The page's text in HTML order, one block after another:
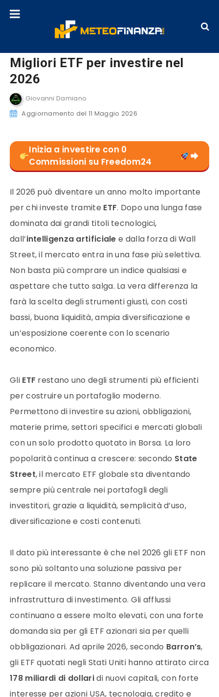
Migliori ETF per investire nel
2026
Giovanni Damiano
Aggiornamento del 11 Maggio 2026
Inizia a investire con 0
Commissioni su Freedom24
Il 2026 può diventare un anno molto importante
per chi investe tramite ETF. Dopo una lunga fase
dominata dai grandi titoli tecnologici,
dall’intelligenza artificiale e dalla forza di Wall
Street, il mercato entra in una fase più selettiva.
Non basta più comprare un indice qualsiasi e
aspettare che tutto salga. La vera differenza la
farà la scelta degli strumenti giusti, con costi
bassi, buona liquidità, ampia diversificazione e
un’esposizione coerente con lo scenario
economico.
Gli ETF restano uno degli strumenti più efficienti
per costruire un portafoglio moderno.
Permettono di investire su azioni, obbligazioni,
materie prime, settori specifici e mercati globali
con un solo prodotto quotato in Borsa. La loro
popolarità continua a crescere: secondo State
Street, il mercato ETF globale sta diventando
sempre più centrale nei portafogli degli
investitori, grazie a liquidità, semplicità d’uso,
diversificazione e costi contenuti.
Il dato più interessante è che nel 2026 gli ETF non
sono più soltanto una soluzione passiva per
replicare il mercato. Stanno diventando una vera
infrastruttura di investimento. Gli afflussi
continuano a essere molto elevati, con una forte
domanda sia per gli ETF azionari sia per quelli
obbligazionari. Ad aprile 2026, secondo Barron’s,
gli ETF quotati negli Stati Uniti hanno attirato circa
178 miliardi di dollaridi nuovi capitali, con forte
interesse per azioni USA, tecnologia, credito e